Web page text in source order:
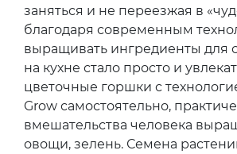
заняться и не переезжая в
благодаря современным
выращивать ингредиенты для
на кухне стало просто и
цветочные горшки с
Grow самостоятельно,
вмешательства человека
овощи, зелень. Семена